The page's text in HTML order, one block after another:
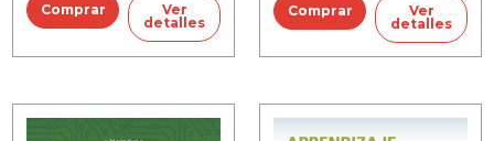
Ver
detalles
Ver
detalles